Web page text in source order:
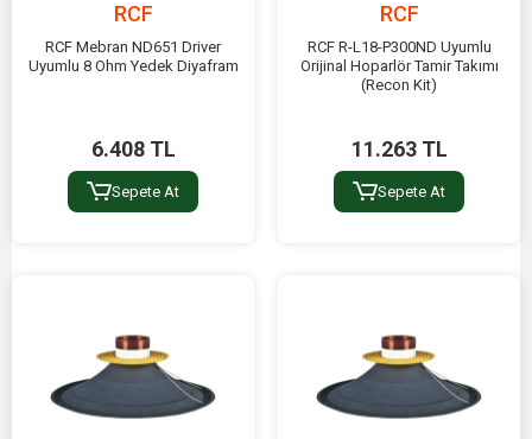
RCF
RCF Mebran ND651 Driver
Uyumlu 8 Ohm Yedek Diyafram
6.408 TL
Sepete At
RCF
RCF R-L18-P300ND Uyumlu
Orijinal Hoparlör Tamir Takımı
(Recon Kit)
11.263 TL
Sepete At